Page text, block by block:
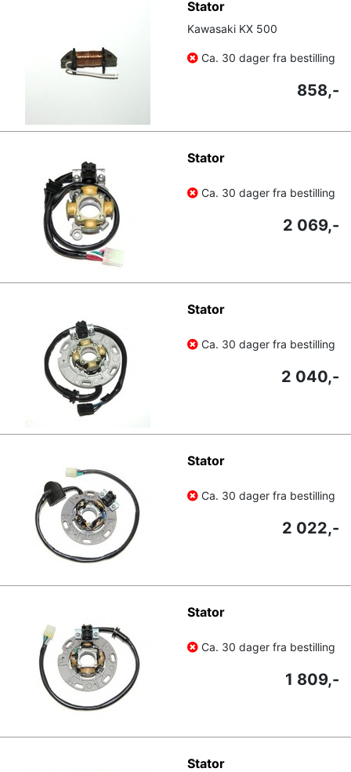
Stator
Kawasaki KX 500
Ca. 30 dager fra bestilling
858,-
Stator
Ca. 30 dager fra bestilling
2 069,-
Stator
Ca. 30 dager fra bestilling
2 040,-
Stator
Ca. 30 dager fra bestilling
2 022,-
Stator
Ca. 30 dager fra bestilling
1 809,-
Stator